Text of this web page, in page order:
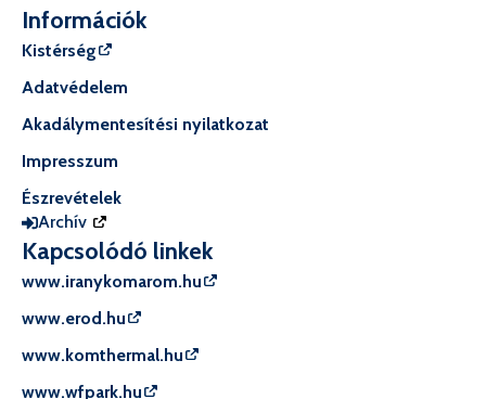
Információk
Kistérség
Adatvédelem
Akadálymentesítési nyilatkozat
Impresszum
Észrevételek
Archív
Kapcsolódó linkek
www.iranykomarom.hu
www.erod.hu
www.komthermal.hu
www.wfpark.hu